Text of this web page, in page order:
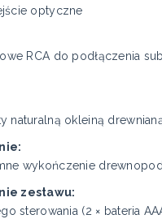
optyczne
RCA do podłączenia
naturalną okleiną
wykończenie
zestawu:
sterowania (2 × bateria